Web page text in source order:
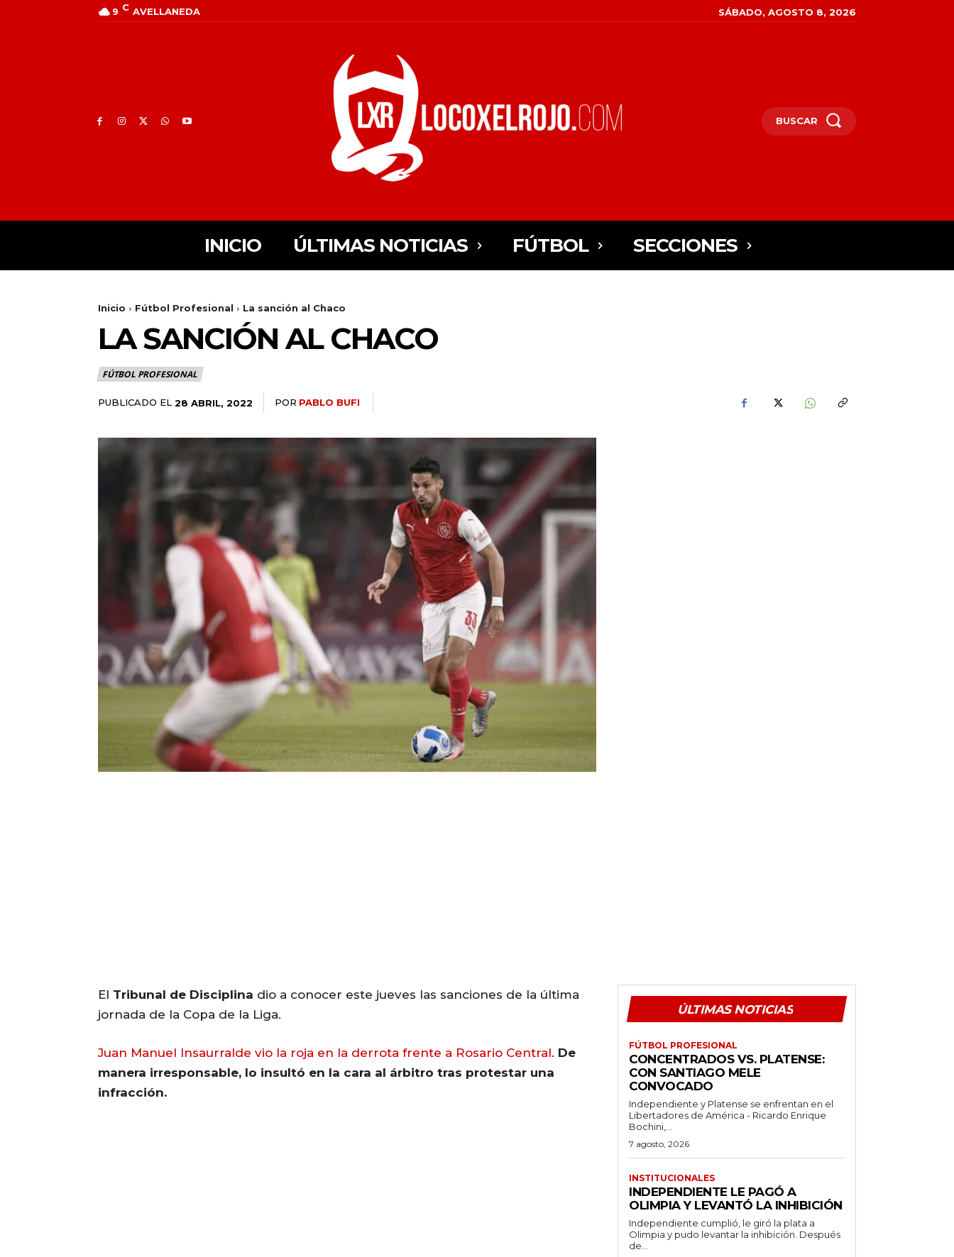
9 C AVELLANEDA SÁBADO, AGOSTO 8, 2026
BUSCAR
INICIO ÚLTIMAS NOTICIAS FÚTBOL SECCIONES
Inicio Fútbol Profesional La sanción al Chaco
LA SANCIÓN AL CHACO
FÚTBOL PROFESIONAL
PUBLICADO EL 28 ABRIL, 2022 POR PABLO BUFI
El Tribunal de Disciplina dio a conocer este jueves las sanciones de la última
jornada de la Copa de la Liga.
Juan Manuel Insaurralde vio la roja en la derrota frente a Rosario Central. De
manera irresponsable, lo insultó en la cara al árbitro tras protestar una
infracción.
ÚLTIMAS NOTICIAS
FÚTBOL PROFESIONAL
CONCENTRADOS VS. PLATENSE:
CON SANTIAGO MELE
CONVOCADO
Independiente y Platense se enfrentan en el
Libertadores de América - Ricardo Enrique
Bochini,...
7 agosto, 2026
INSTITUCIONALES
INDEPENDIENTE LE PAGÓ A
OLIMPIA Y LEVANTÓ LA INHIBICIÓN
Independiente cumplió, le giró la plata a
Olimpia y pudo levantar la inhibición. Después
de...